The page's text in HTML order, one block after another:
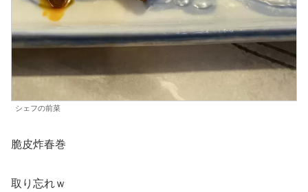
シェフの前菜
脆皮炸春巻
取り忘れｗ